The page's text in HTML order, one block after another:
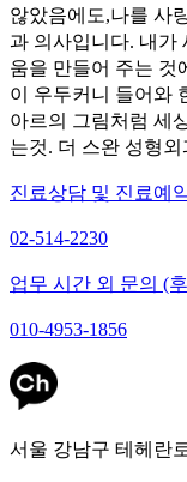
않았음에도,나를 사
과 의사입니다. 내가
움을 만들어 주는 것
이 우두커니 들어와
아르의 그림처럼 세
는것. 더 스완 성형외
진료상담 및 진료예
02-514-2230
업무 시간 외 문의 (
010-4953-1856
서울 강남구 테헤란